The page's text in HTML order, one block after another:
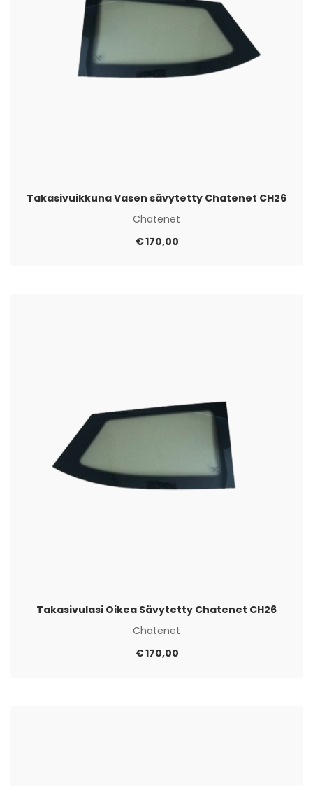
Takasivuikkuna Vasen sävytetty Chatenet CH26
Chatenet
€170,00
Takasivulasi Oikea Sävytetty Chatenet CH26
Chatenet
€170,00